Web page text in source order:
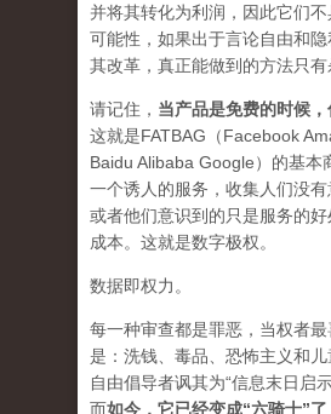
并将其转化为利润，因此它们
可能性，如果出于言论自由和
其改革，真正能做到的方法只有
请记住， 当产品是免费的时候
这就是FATBAG（Facebook
Baidu Alibaba Google）的基本
一个诱人的服务，收集人们没有
或者他们意识到的只是服务的
成本。这就是数字极权。
数据即权力。
每一种审查都是罪恶，当权者
是：洗钱、毒品、恐怖主义和
自由倡导者讽其为“信息末日启
而如今，它已经变成“六骑士”